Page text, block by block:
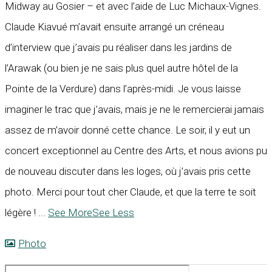
Midway au Gosier – et avec l’aide de Luc Michaux-Vignes.
Claude Kiavué m’avait ensuite arrangé un créneau
d’interview que j’avais pu réaliser dans les jardins de
l’Arawak (ou bien je ne sais plus quel autre hôtel de la
Pointe de la Verdure) dans l’après-midi. Je vous laisse
imaginer le trac que j’avais, mais je ne le remercierai jamais
assez de m’avoir donné cette chance. Le soir, il y eut un
concert exceptionnel au Centre des Arts, et nous avions pu
de nouveau discuter dans les loges, où j’avais pris cette
photo. Merci pour tout cher Claude, et que la terre te soit
légère !
See MoreSee Less
Photo